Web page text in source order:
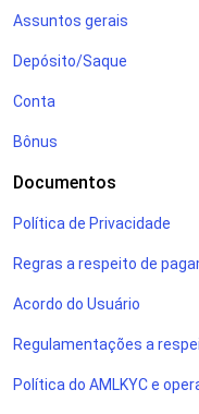
Assuntos gerais
Depósito/Saque
Conta
Bônus
Documentos
Política de Privacidade
Regras a respeito de
Acordo do Usuário
Regulamentações a
Política do AMLKYC e